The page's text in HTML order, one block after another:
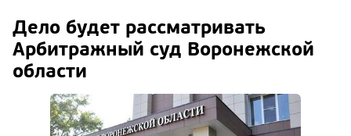
Дело будет рассматривать
Арбитражный суд Воронежской
области